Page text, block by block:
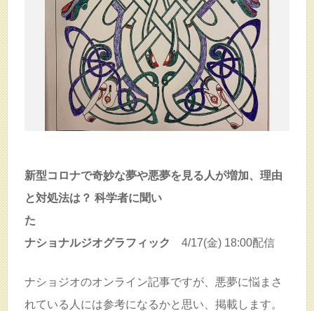
新型コロナで奇妙な夢や悪夢を見る人が増加、理由
と対処法は？ 科学者に聞い
た
ナショナルジオグラフィック 4/17(金) 18:00配信
ナショジオのオンライン記事ですが、悪夢に悩まさ
れている人には参考になるかと思い、掲載します。